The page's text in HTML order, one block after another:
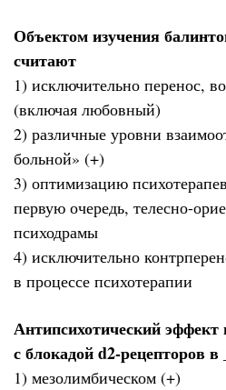
Объектом изучения
считают
1) исключительно перенос,
(включая любовный)
2) различные уровни
больной» (+)
3) оптимизацию
первую очередь, телесно-
психодрамы
4) исключительно
в процессе психотерапии
Антипсихотический эффект
с блокадой d2-рецепторов в
1) мезолимбическом (+)